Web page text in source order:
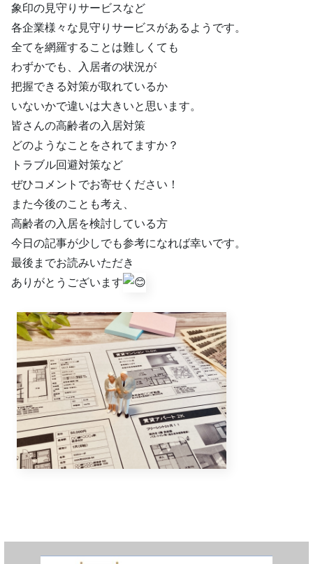
象印の見守りサービスなど
各企業様々な見守りサービスがあるようです。
全てを網羅することは難しくても
わずかでも、入居者の状況が
把握できる対策が取れているか
いないかで違いは大きいと思います。
皆さんの高齢者の入居対策
どのようなことをされてますか？
トラブル回避対策など
ぜひコメントでお寄せください！
また今後のことも考え、
高齢者の入居を検討している方
今日の記事が少しでも参考になれば幸いです。
最後までお読みいただき
ありがとうございます